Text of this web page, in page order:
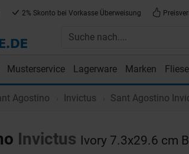
2% Skonto bei Vorkasse Überweisung
Musterservice Lagerware Marken
bei Fliesenrabatte.de
Agostino Invictus Sant Agostino
Invictus Ivory 7.3x29.6 cm